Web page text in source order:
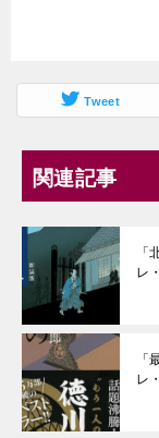
Tweet
関連記事
レ
レ